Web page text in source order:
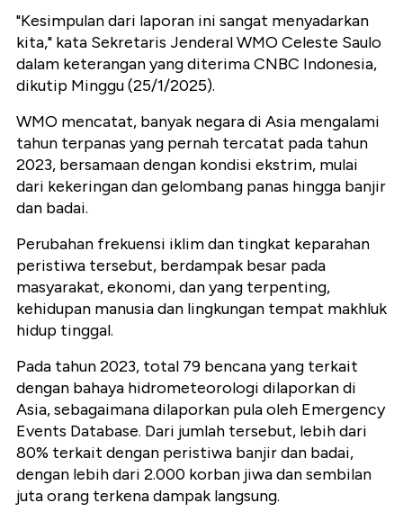
"Kesimpulan dari laporan ini sangat menyadarkan
kita," kata Sekretaris Jenderal WMO Celeste Saulo
dalam keterangan yang diterima CNBC Indonesia,
dikutip Minggu (25/1/2025).
WMO mencatat, banyak negara di Asia mengalami
tahun terpanas yang pernah tercatat pada tahun
2023, bersamaan dengan kondisi ekstrim, mulai
dari kekeringan dan gelombang panas hingga banjir
dan badai.
Perubahan frekuensi iklim dan tingkat keparahan
peristiwa tersebut, berdampak besar pada
masyarakat, ekonomi, dan yang terpenting,
kehidupan manusia dan lingkungan tempat makhluk
hidup tinggal.
Pada tahun 2023, total 79 bencana yang terkait
dengan bahaya hidrometeorologi dilaporkan di
Asia, sebagaimana dilaporkan pula oleh Emergency
Events Database. Dari jumlah tersebut, lebih dari
80% terkait dengan peristiwa banjir dan badai,
dengan lebih dari 2.000 korban jiwa dan sembilan
juta orang terkena dampak langsung.